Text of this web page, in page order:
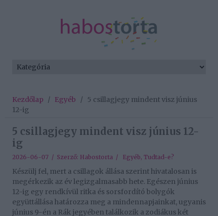
Kezdőlap / Egyéb /
5 csillagjegy mindent visz június
12-ig
5 csillagjegy mindent visz június 12-
ig
2026-06-07 / Szerző: Habostorta / Egyéb, Tudtad-e?
Készülj fel, mert a csillagok állása szerint hivatalosan is
megérkezik az év legizgalmasabb hete. Egészen június
12-ig egy rendkívül ritka és sorsfordító bolygók
együttállása határozza meg a mindennapjainkat, ugyanis
június 9-én a Rák jegyében találkozik a zodiákus két